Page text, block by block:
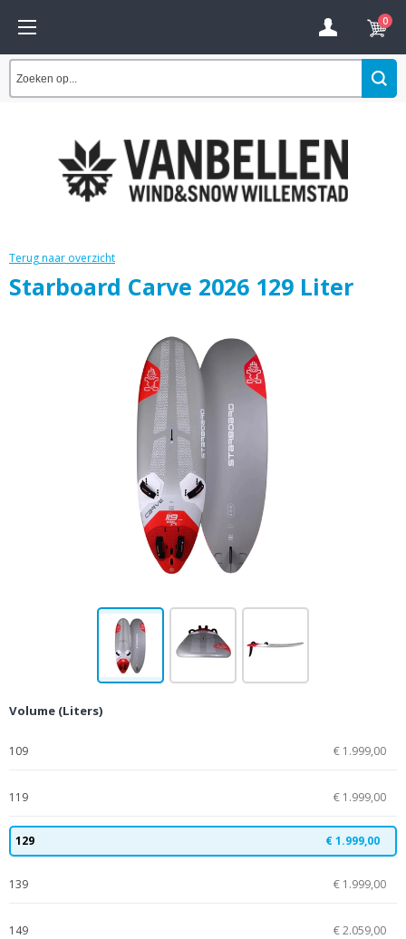
0
Terug naar overzicht
Starboard Carve 2026 129 Liter
Volume (Liters)
109 € 1.999,00
119 € 1.999,00
129 € 1.999,00
139 € 1.999,00
149 € 2.059,00